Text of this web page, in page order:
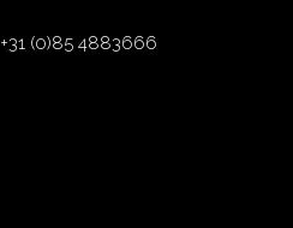
+31 (0)85 4883666